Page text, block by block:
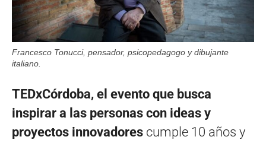
Francesco Tonucci, pensador, psicopedagogo y dibujante
italiano.
TEDxCórdoba, el evento que busca
inspirar a las personas con ideas y
proyectos innovadores cumple 10 años y